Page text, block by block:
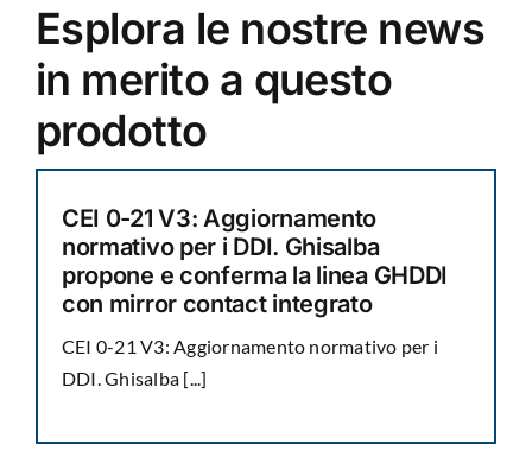
Esplora le nostre news
in merito a questo
prodotto
CEI 0-21 V3: Aggiornamento
normativo per i DDI. Ghisalba
propone e conferma la linea GHDDI
con mirror contact integrato
CEI 0-21 V3: Aggiornamento normativo per i
DDI. Ghisalba [...]